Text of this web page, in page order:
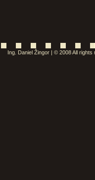
Ing. Daniel Žingor | © 2008 All rights